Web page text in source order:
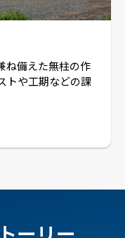
ね備えた無柱の作
トや工期などの課